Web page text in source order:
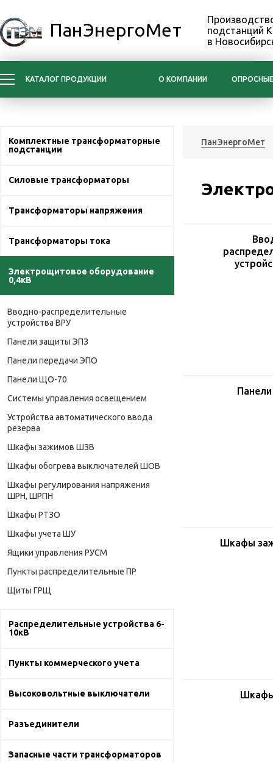
ПанЭнергоМет
подстанций
в
КАТАЛОГ ПРОДУКЦИИ О КОМПАНИИ
Комплектные трансформаторные
подстанции
Силовые трансформаторы
Трансформаторы напряжения
Трансформаторы тока
Электрощитовое оборудование
0,4кВ
Вводно-распределительные
устройства ВРУ
Панели защиты ЭПЗ
Панели передачи ЭПО
Панели ЩО-70
Системы управления освещением
Устройства автоматического ввода
резерва
Шкафы зажимов ШЗВ
Шкафы обогрева выключателей ШОВ
Шкафы регулирования напряжения
ШРН, ШРПН
Шкафы РТЗО
Шкафы учета ШУ
Ящики управления РУСМ
Пункты распределительные ПР
Щиты ГРЩ
Распределительные устройства 6-
10кВ
Пункты коммерческого учета
Высоковольтные выключатели
Разъединители
Запасные части трансформаторов
ПанЭнергоМет
Шкафы